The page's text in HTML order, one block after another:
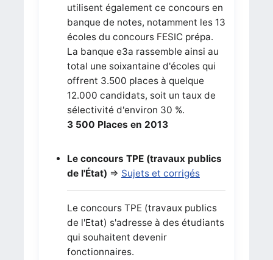
utilisent également ce concours en
banque de notes, notamment les 13
écoles du concours FESIC prépa.
La banque e3a rassemble ainsi au
total une soixantaine d'écoles qui
offrent 3.500 places à quelque
12.000 candidats, soit un taux de
sélectivité d'environ 30 %.
3 500 Places en 2013
Le concours TPE (travaux publics
de l'État) => Sujets et corrigés
Le concours TPE (travaux publics
de l'Etat) s'adresse à des étudiants
qui souhaitent devenir
fonctionnaires.